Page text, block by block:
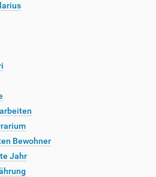
Bewohner
Jahr